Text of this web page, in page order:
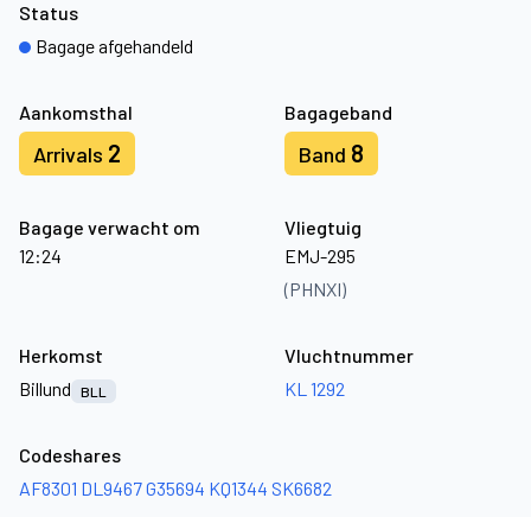
Aankomsthal
Arrivals 2
Bagageband
Band 8
Bagage verwacht om
12:24
Vliegtuig
EMJ-295
(PHNXI)
Status
Bagage afgehandeld
Herkomst
Billund
BLL
Vluchtnummer
KL 1292
Codeshares
AF8301 DL9467G35694 KQ1344 SK6682